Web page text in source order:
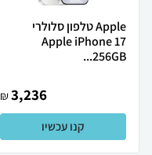
Apple טלפון סלולרי
Apple iPhone 17
256GB...
3,236
₪
קנו עכשיו